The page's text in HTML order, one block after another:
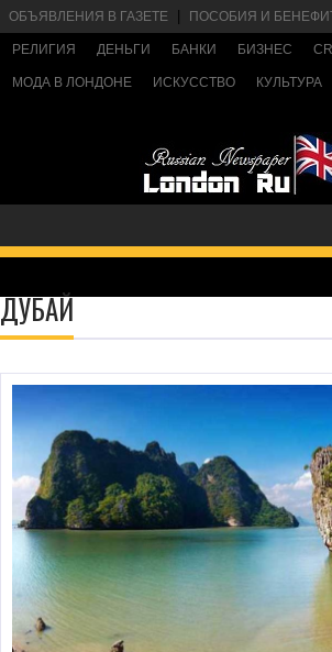
ОБЪЯВЛЕНИЯ В ГАЗЕТЕ ПОСОБИЯ И
РЕЛИГИЯ ДЕНЬГИ БАНКИ БИЗНЕС
МОДА В ЛОНДОНЕ ИСКУССТВО КУЛЬТУРА
ДУБАЙ